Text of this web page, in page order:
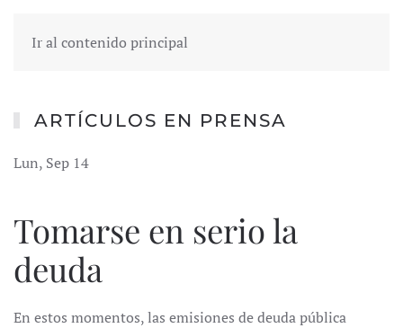
Ir al contenido principal
ARTÍCULOS EN PRENSA
Lun, Sep 14
Tomarse en serio la
deuda
En estos momentos, las emisiones de deuda pública